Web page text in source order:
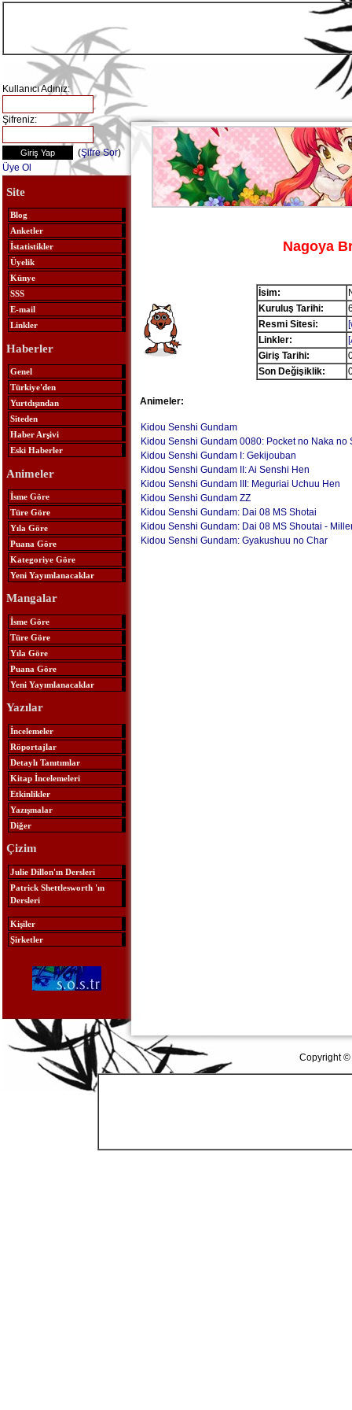
Kullanıcı Adınız:
Şifreniz:
(Şifre Sor)
Üye Ol
Site
Blog
Anketler
İstatistikler
Üyelik
Künye
SSS
E-mail
Linkler
Haberler
Genel
Türkiye'den
Yurtdışından
Siteden
Haber Arşivi
Eski Haberler
Animeler
İsme Göre
Türe Göre
Yıla Göre
Puana Göre
Kategoriye Göre
Yeni Yayımlanacaklar
Mangalar
İsme Göre
Türe Göre
Yıla Göre
Puana Göre
Yeni Yayımlanacaklar
Yazılar
İncelemeler
Röportajlar
Detaylı Tanıtımlar
Kitap İncelemeleri
Etkinlikler
Yazışmalar
Diğer
Çizim
Julie Dillon'ın Dersleri
Patrick Shettlesworth 'ın
Dersleri
Kişiler
Şirketler
Nagoya
İsim:
Kuruluş Tarihi:
Resmi Sitesi:
Linkler:
Giriş Tarihi:
Son Değişiklik:
Animeler:
Kidou Senshi Gundam
Kidou Senshi Gundam 0080: Pocket no Naka no
Kidou Senshi Gundam I: Gekijouban
Kidou Senshi Gundam II: Ai Senshi Hen
Kidou Senshi Gundam III: Meguriai Uchuu Hen
Kidou Senshi Gundam ZZ
Kidou Senshi Gundam: Dai 08 MS Shotai
Kidou Senshi Gundam: Dai 08 MS Shoutai -
Kidou Senshi Gundam: Gyakushuu no Char
Copyright ©